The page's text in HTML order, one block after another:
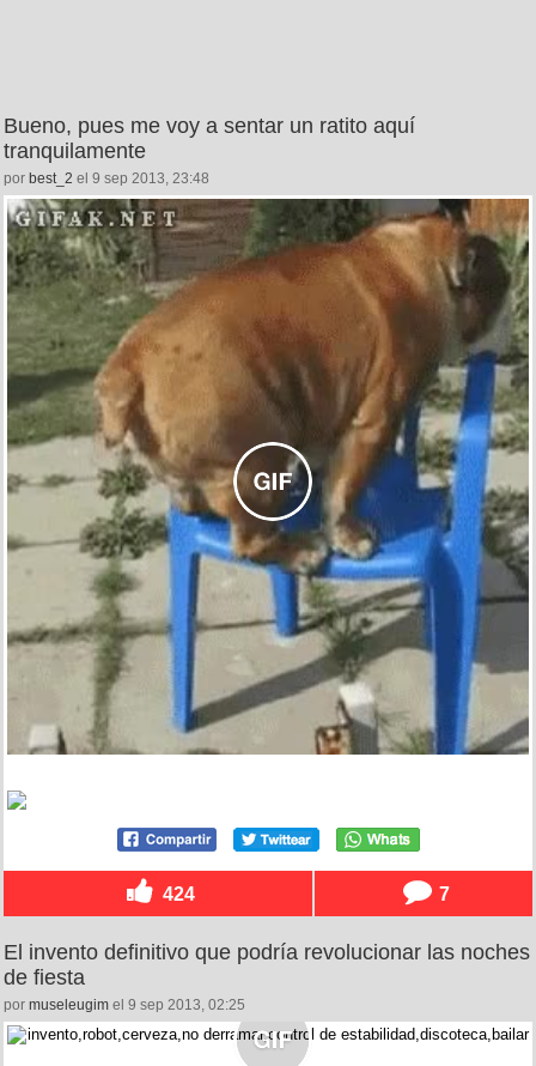
Bueno, pues me voy a sentar un ratito aquí
tranquilamente
por best_2 el 9 sep 2013, 23:48
424 7
El invento definitivo que podría revolucionar las noches
de fiesta
por museleugim el 9 sep 2013, 02:25